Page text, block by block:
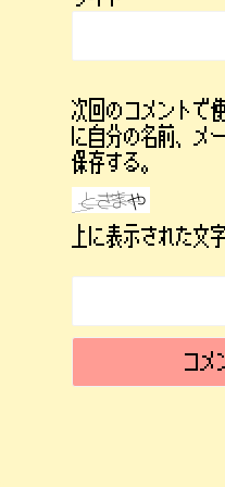
次回のコメントで
に自分の名前、メ
保存する。
上に表示された文